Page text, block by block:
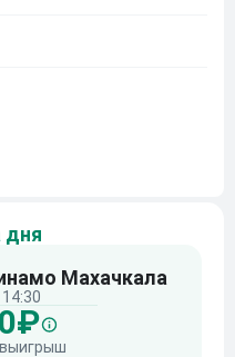
дня
Махачкала